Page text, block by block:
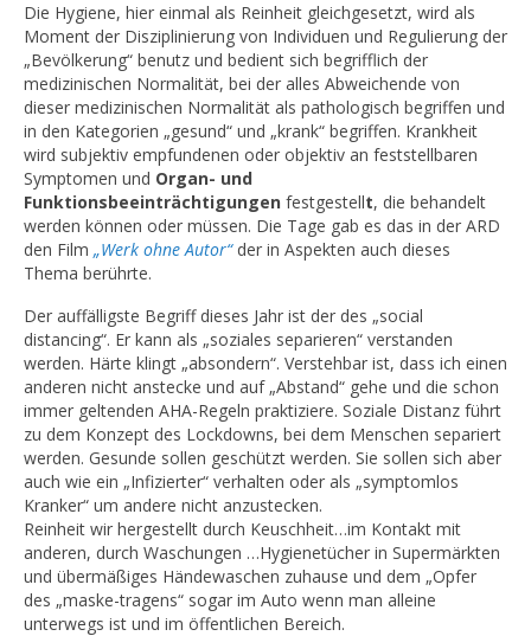
Die Hygiene, hier einmal als Reinheit gleichgesetzt, wird als
Moment der Disziplinierung von Individuen und Regulierung der
„Bevölkerung“ benutz und bedient sich begrifflich der
medizinischen Normalität, bei der alles Abweichende von
dieser medizinischen Normalität als pathologisch begriffen und
in den Kategorien „gesund“ und „krank“ begriffen. Krankheit
wird subjektiv empfundenen oder objektiv an feststellbaren
Symptomen und Organ- und
Funktionsbeeinträchtigungen festgestellt, die behandelt
werden können oder müssen. Die Tage gab es das in der ARD
den Film „Werk ohne Autor“der in Aspekten auch dieses
Thema berührte.
Der auffälligste Begriff dieses Jahr ist der des „social
distancing“. Er kann als „soziales separieren“ verstanden
werden. Härte klingt „absondern“. Verstehbar ist, dass ich einen
anderen nicht anstecke und auf „Abstand“ gehe und die schon
immer geltenden AHA-Regeln praktiziere. Soziale Distanz führt
zu dem Konzept des Lockdowns, bei dem Menschen separiert
werden. Gesunde sollen geschützt werden. Sie sollen sich aber
auch wie ein „Infizierter“ verhalten oder als „symptomlos
Kranker“ um andere nicht anzustecken.
Reinheit wir hergestellt durch Keuschheit…im Kontakt mit
anderen, durch Waschungen …Hygienetücher in Supermärkten
und übermäßiges Händewaschen zuhause und dem „Opfer
des „maske-tragens“ sogar im Auto wenn man alleine
unterwegs ist und im öffentlichen Bereich.